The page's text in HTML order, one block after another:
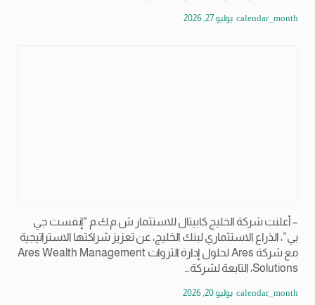
calendar_month يوليو 27, 2026
– أعلنت شركة الخليج كابيتال للاستثمار ش.م.ك.م “إنفست جي
بي”، الذراع الاستثماري لبنك الخليج، عن تعزيز شراكتها الاستراتيجية
مع شركة Ares لحلول إدارة الثروات Ares Wealth Management
Solutions، التابعة لشركة…
calendar_month يوليو 20, 2026